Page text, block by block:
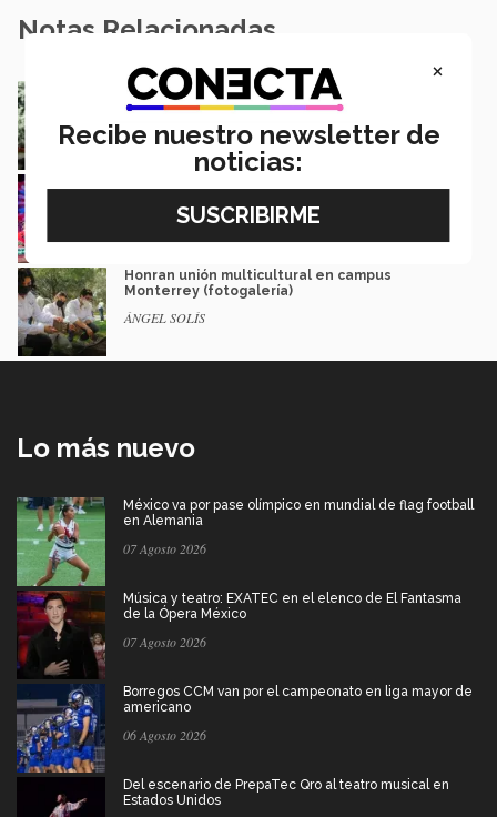
Notas Relacionadas
¡Guau! Viven alumnos Semana i en compañía
de mascotas (fotogalería)
MARLENE GONZÁLEZ
Ángel Solís y Cynthia Peña
Honran unión multicultural en campus
Monterrey (fotogalería)
ÁNGEL SOLÍS
Lo más nuevo
México va por pase olímpico en mundial de flag football
en Alemania
07 Agosto 2026
Música y teatro: EXATEC en el elenco de El Fantasma
de la Ópera México
07 Agosto 2026
Borregos CCM van por el campeonato en liga mayor de
americano
06 Agosto 2026
Del escenario de PrepaTec Qro al teatro musical en
Estados Unidos
×
Recibe nuestro newsletter de
noticias: